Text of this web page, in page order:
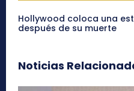
Hollywood coloca una
después de su muerte
Noticias